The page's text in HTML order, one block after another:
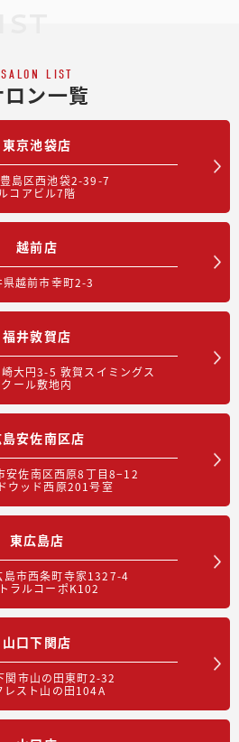
SALON LIST
ロン一覧
東京池袋店
島区西池袋2-39-7
コアビル7階
越前店
県越前市幸町2-3
福井敦賀店
大円3-5 敦賀スイミングス
クール敷地内
島安佐南区店
安佐南区西原8丁目8−12
ウッド西原201号室
東広島店
島市西条町寺家1327-4
ラルコーポK102
山口下関店
関市山の田東町2-32
レスト山の田104A